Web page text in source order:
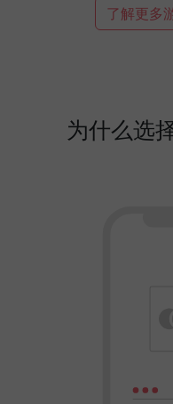
了解更多
为什么选